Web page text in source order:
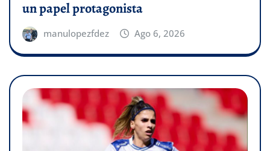
un papel protagonista
manulopezfdez Ago 6, 2026